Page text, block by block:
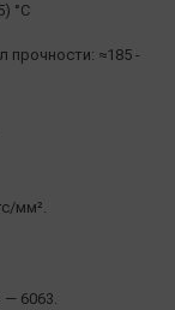
°C
прочности: ≈185 -
мм².
— 6063.